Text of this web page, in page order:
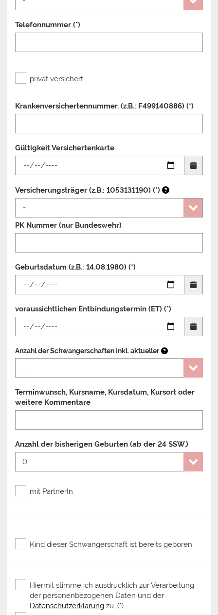
Telefonnummer (*)
privat versichert
Krankenversichertennummer. (z.B.: F499140886) (*)
Gültigkeit Versichertenkarte
Versicherungsträger (z.B.: 1053131190) (*)
PK Nummer (nur Bundeswehr)
Geburtsdatum (z.B.: 14.08.1980) (*)
voraussichtlichen Entbindungstermin (ET) (*)
Anzahl der Schwangerschaften inkl. aktueller
Terminwunsch, Kursname, Kursdatum, Kursort oder
weitere Kommentare
Anzahl der bisherigen Geburten (ab der 24 SSW.)
mit PartnerIn
Kind dieser Schwangerschaft ist bereits geboren
Hiermit stimme ich ausdrücklich zur Verarbeitung
der personenbezogenen Daten und der
Datenschutzerklärung zu. (*)